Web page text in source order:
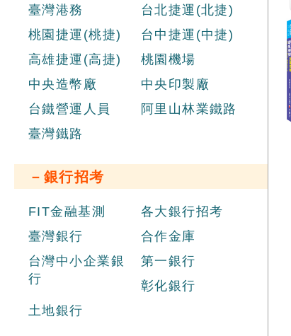
臺灣港務
台北捷運(北捷)
桃園捷運(桃捷)
台中捷運(中捷)
高雄捷運(高捷)
桃園機場
中央造幣廠
中央印製廠
台鐵營運人員
阿里山林業鐵路
臺灣鐵路
－銀行招考
FIT金融基測
各大銀行招考
臺灣銀行
合作金庫
台灣中小企業銀
行
第一銀行
彰化銀行
土地銀行